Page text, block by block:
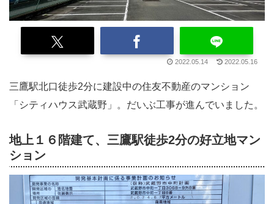
2022.05.14 2022.05.16
三鷹駅北口徒歩2分に建設中の住友不動産のマンション
「シティハウス武蔵野」。だいぶ工事が進んでいました。
地上１６階建て、三鷹駅徒歩2分の好立地マン
ション